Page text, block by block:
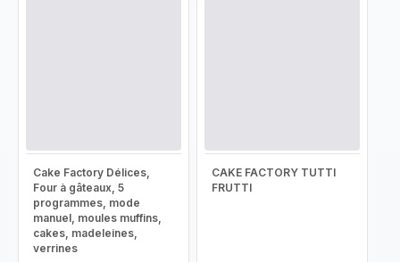
Cake Factory Délices,
Four à gâteaux, 5
programmes, mode
manuel, moules muffins,
cakes, madeleines,
verrines
CAKE FACTORY TUTTI
FRUTTI